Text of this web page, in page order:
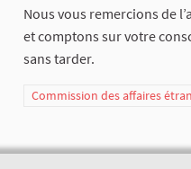
Nous vous remercions de
et comptons sur votre
sans tarder.
Commission des affaires